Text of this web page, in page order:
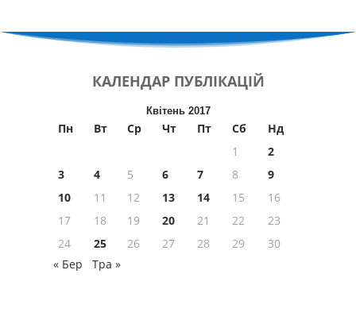
КАЛЕНДАР ПУБЛІКАЦІЙ
Квітень 2017
Пн Вт Ср Чт Пт Сб
Нд
1
2
3
4 5 6 7 8
9
10
11 12 13 14 15
16
17
18 19 20 21 22
23
24
25 26 27 28 29
30
« Бер
Тра »